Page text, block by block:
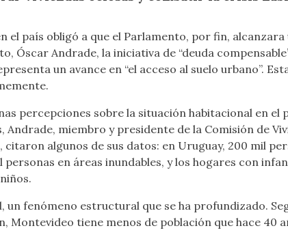
el país obligó a que el Parlamento, por fin,
Andrade, la iniciativa de “deuda
un avance en “el acceso al suelo urbano”.
percepciones sobre la situación habitacional en
miembro y presidente de la Comisión de
citaron algunos de sus datos: en Uruguay, 200 mil
en áreas inundables, y los hogares con
fenómeno estructural que se ha profundizado.
tiene menos de población que hace 40